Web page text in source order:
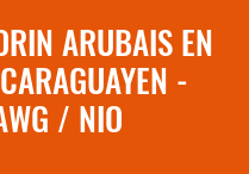
ARUBAIS EN
-
/ NIO